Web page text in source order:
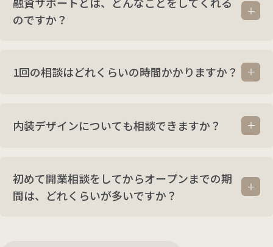
のですか？
1回の相談はどれくらいの時間かかりますか？
内装デザインについても相談できますか？
初めて開業相談をしてからオープンまでの期
間は、どれくらいが多いですか？